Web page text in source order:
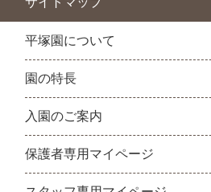
平塚園について
園の特長
入園のご案内
保護者専用マイページ